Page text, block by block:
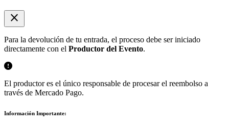
close
Para la devolución de tu entrada, el proceso debe ser iniciado
directamente con el Productor del Evento.
El productor es el único responsable de procesar el reembolso a
través de Mercado Pago.
Información Importante: